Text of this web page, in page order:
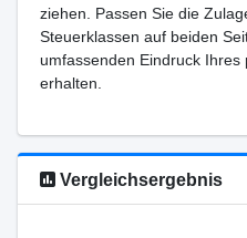
ziehen. Passen Sie die
Steuerklassen auf beiden
umfassenden Eindruck
erhalten.
Vergleichsergebnis